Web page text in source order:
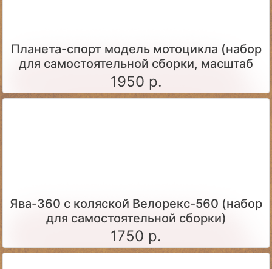
Планета-спорт модель мотоцикла (набор
для самостоятельной сборки, масштаб
1:24)
1950 р.
Ява-360 c коляской Велорекс-560 (набор
для самостоятельной сборки)
1750 р.